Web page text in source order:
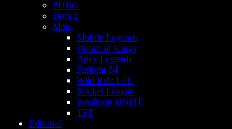
PUBG
Dota 2
Mais
Mobile Legends
Honor of Kings
Apex Legends
Farlight 84
Wild Rift: LoL
Rocket League
Pokémon UNITE
TFT
Editorial